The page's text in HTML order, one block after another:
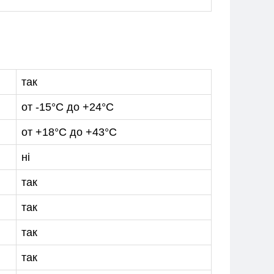
так
от -15°С до +24°С
от +18°С до +43°С
ні
так
так
так
так